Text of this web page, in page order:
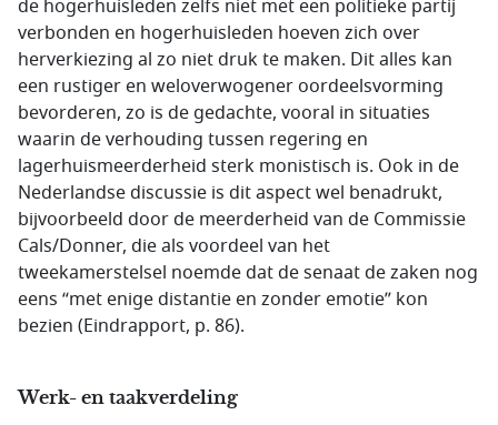
de hogerhuisleden zelfs niet met een politieke partij
verbonden en hogerhuisleden hoeven zich over
herverkiezing al zo niet druk te maken. Dit alles kan
een rustiger en weloverwogener oordeelsvorming
bevorderen, zo is de gedachte, vooral in situaties
waarin de verhouding tussen regering en
lagerhuismeerderheid sterk monistisch is. Ook in de
Nederlandse discussie is dit aspect wel benadrukt,
bijvoorbeeld door de meerderheid van de Commissie
Cals/Donner, die als voordeel van het
tweekamerstelsel noemde dat de senaat de zaken nog
eens “met enige distantie en zonder emotie” kon
bezien (Eindrapport, p. 86).
Werk- en taakverdeling